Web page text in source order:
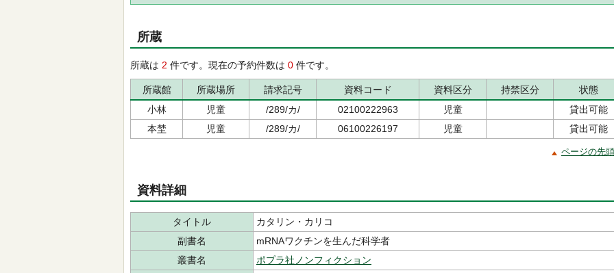
所蔵
所蔵は 2 件です。現在の予約件数は 0 件です。
所蔵館 所蔵場所 請求記号 資料コード 資料区分 持禁区分
状態
小林
児童 /289/カ/ 02100222963 児童
貸出可能
本埜
児童 /289/カ/ 06100226197 児童 貸出可能
ページの先
資料詳細
タイトル
カタリン・カリコ
副書名
mRNAワクチンを生んだ科学者
叢書名
ポプラ社ノンフィクション